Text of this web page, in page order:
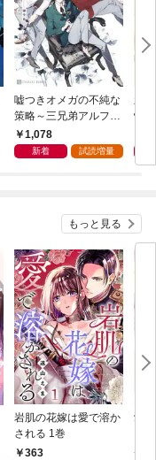
嘘つきオメガの不純な
策略～三兄弟アルファ
と箱庭の恋～【電子書
籍限定版】
1,078
新着 試読増量
新
情
もっと見る
岩肌の花嫁は愛で溶か
される 1巻
363
愛